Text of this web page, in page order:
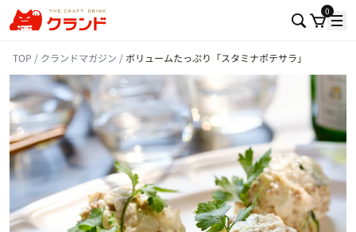
0
TOP クランドマガジン ボリュームたっぷり「スタミナポテサラ」